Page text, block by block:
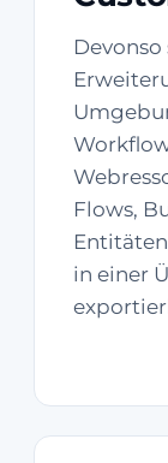
Flows,
in einer